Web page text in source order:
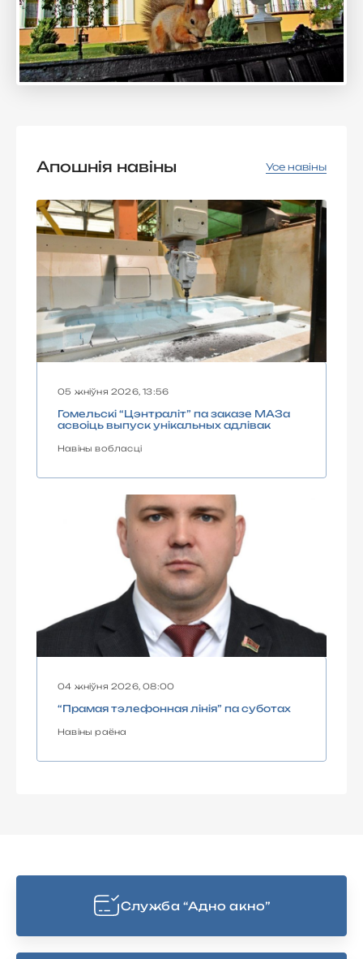
Апошнія навіны Усе навіны
05 жніўня 2026, 13:56
Гомельскі “Цэнтраліт” па заказе МАЗа
асвоіць выпуск унікальных адлівак
Навіны вобласці
04 жніўня 2026, 08:00
“Прамая тэлефонная лінія” па суботах
Навіны раёна
Cлужба “Адно акно”